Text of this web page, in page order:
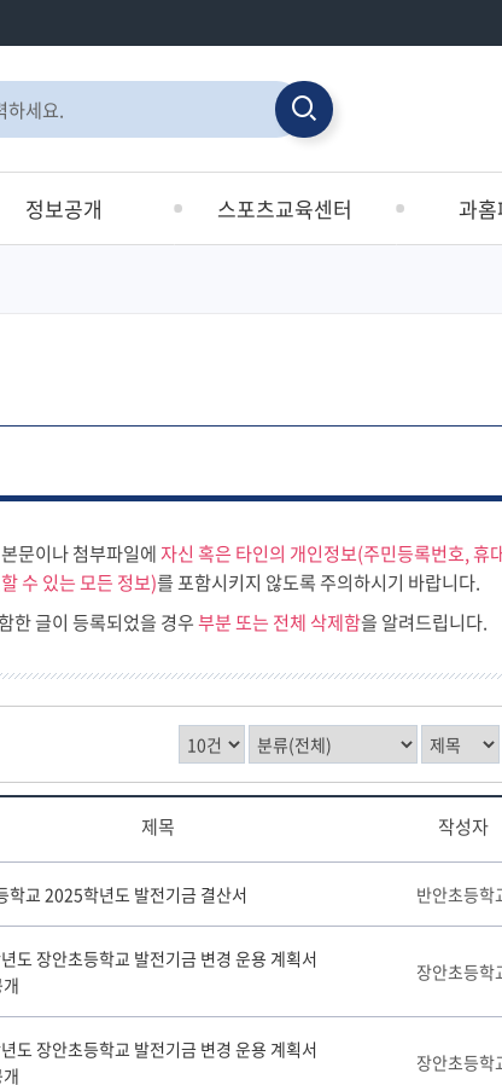
검
색
정보공개 스포츠교육센터 과
문이나 첨부파일에자신 혹은 타인의 개인정보(주민등록번호,
수 있는 모든 정보)를 포함시키지 않도록 주의하시기 바랍니다.
한 글이 등록되었을 경우부분 또는 전체 삭제함을 알려드립니다.
제목 작성자
학교 2025학년도 발전기금 결산서 반안초등학
도 장안초등학교 발전기금 변경 운용 계획서
장안초등학
도 장안초등학교 발전기금 변경 운용 계획서
장안초등학